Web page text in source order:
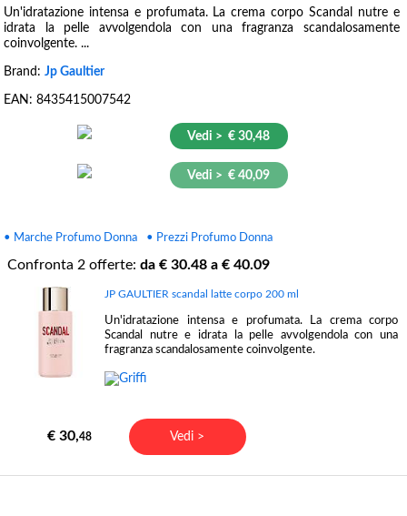
Un'idratazione intensa e profumata. La crema corpo Scandal nutre e
idrata la pelle avvolgendola con una fragranza scandalosamente
coinvolgente. ...
Brand: Jp Gaultier
EAN: 8435415007542
Vedi > € 30,48
Vedi > € 40,09
• Marche Profumo Donna • Prezzi Profumo Donna
Confronta 2 offerte: da € 30.48 a € 40.09
JP GAULTIER scandal latte corpo 200 ml
Un'idratazione intensa e profumata. La crema corpo
Scandal nutre e idrata la pelle avvolgendola con una
fragranza scandalosamente coinvolgente.
€ 30,48 Vedi >